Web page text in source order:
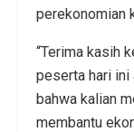
perekonomian
“Terima kasih
peserta hari ini
bahwa kalian
membantu